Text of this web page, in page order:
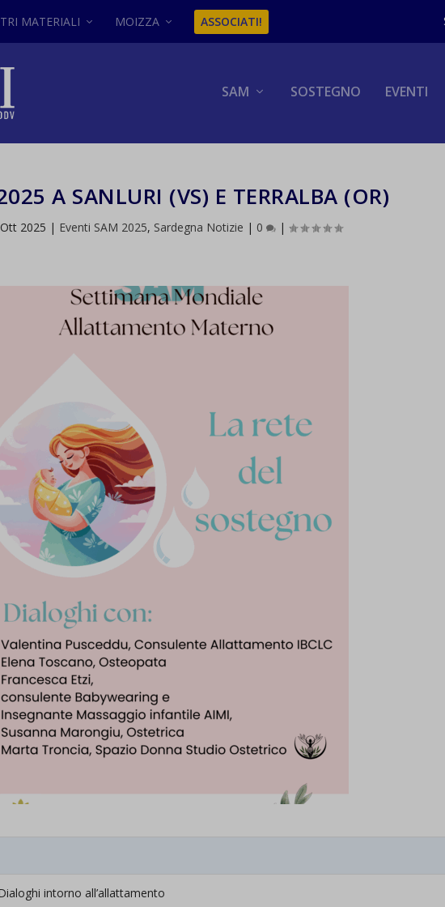
MATERIALI MOIZZA ASSOCIATI!
SAM SOSTEGNO EVENTI
A SANLURI (VS) E TERRALBA (OR)
2025 | Eventi SAM 2025, Sardegna Notizie | 0 |
intorno all’allattamento